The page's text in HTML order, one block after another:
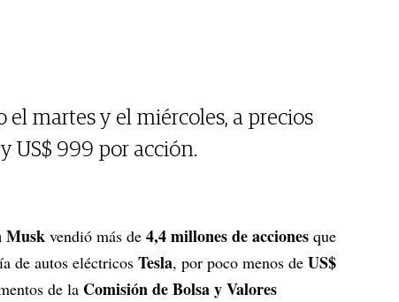
el martes y el miércoles, a precios
US$ 999 por acción.
Musk vendió más de 4,4 millones de acciones que
de autos eléctricos Tesla, por poco menos de US$
de la Comisión de Bolsa y Valores